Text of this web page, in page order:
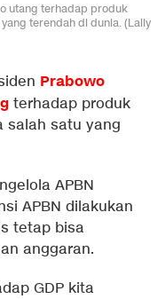
utang terhadap produk
terendah di dunia. (Laily
Prabowo
terhadap produk
salah satu yang
APBN
APBN dilakukan
tetap bisa
anggaran.
GDP kita